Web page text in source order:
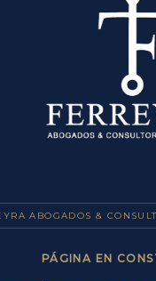
ABOGADOS &
PÁGINA EN